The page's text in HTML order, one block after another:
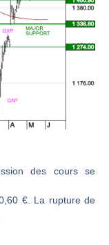
Christian Parisot : Les marchés à l’épreuve des signaux | Interview Économique
Bernard Prats-Desclaux : Penser les marchés à l’ère des ruptures | Interview Littéraire
NASDAQ : La tendance haussière reste intacte | Ludovick Bertola – Les Echos de Wall Street
EUR/USD : Une réunion à priori sans saveur | Philippe Lhermie – Flash Forex
des cours se
€. La rupture de